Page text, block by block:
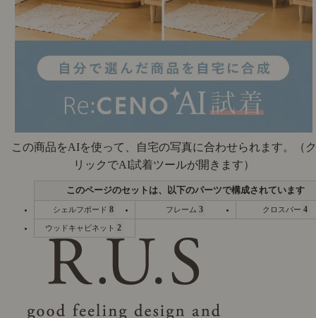
この商品をAIを使って、自宅の写真に合わせられます。
（ク
リックでAI試着ツールが開きます）
シェルフボード 8 フレーム 3 クロスバー 4
ウッドキャビネット 2